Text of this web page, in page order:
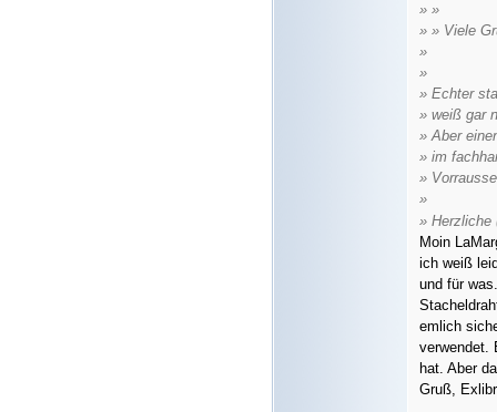
» »
» » Viele
»
»
» Echter
» weiß gar
» Aber
» im
»
»
» Herzliche
Moin
ich weiß
und für
emlich
verwendet.
hat. Aber
Gruß,